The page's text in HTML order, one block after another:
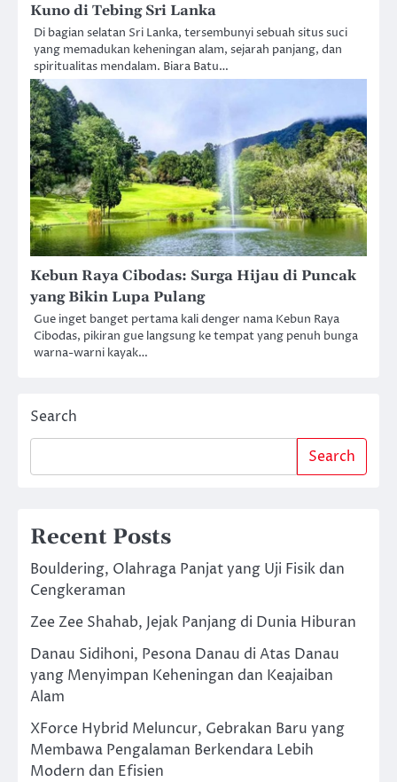
Kuno di Tebing Sri Lanka
Di bagian selatan Sri Lanka, tersembunyi sebuah situs suci
yang memadukan keheningan alam, sejarah panjang, dan
spiritualitas mendalam. Biara Batu…
Kebun Raya Cibodas: Surga Hijau di Puncak
yang Bikin Lupa Pulang
Gue inget banget pertama kali denger nama Kebun Raya
Cibodas, pikiran gue langsung ke tempat yang penuh bunga
warna-warni kayak…
Search
Search
Recent Posts
Bouldering, Olahraga Panjat yang Uji Fisik dan
Cengkeraman
Zee Zee Shahab, Jejak Panjang di Dunia Hiburan
Danau Sidihoni, Pesona Danau di Atas Danau
yang Menyimpan Keheningan dan Keajaiban
Alam
XForce Hybrid Meluncur, Gebrakan Baru yang
Membawa Pengalaman Berkendara Lebih
Modern dan Efisien